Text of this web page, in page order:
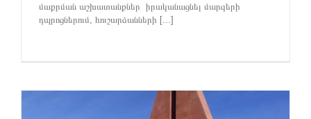
մաքրման աշխատանքներ իրականացնել մարզերի
դպրոցներում, հուշարձանների [...]